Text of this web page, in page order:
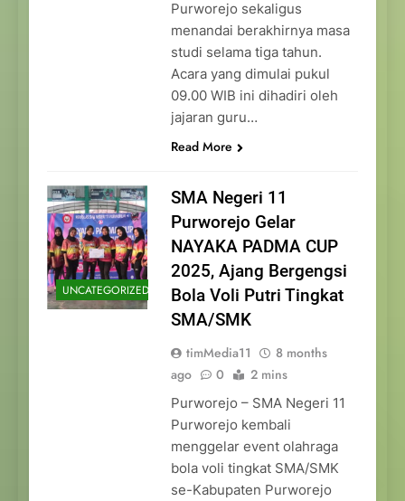
Purworejo sekaligus
menandai berakhirnya masa
studi selama tiga tahun.
Acara yang dimulai pukul
09.00 WIB ini dihadiri oleh
jajaran guru…
Read More
UNCATEGORIZED
SMA Negeri 11
Purworejo Gelar
NAYAKA PADMA CUP
2025, Ajang Bergengsi
Bola Voli Putri Tingkat
SMA/SMK
timMedia11
8 months
ago
0 2 mins
Purworejo – SMA Negeri 11
Purworejo kembali
menggelar event olahraga
bola voli tingkat SMA/SMK
se-Kabupaten Purworejo